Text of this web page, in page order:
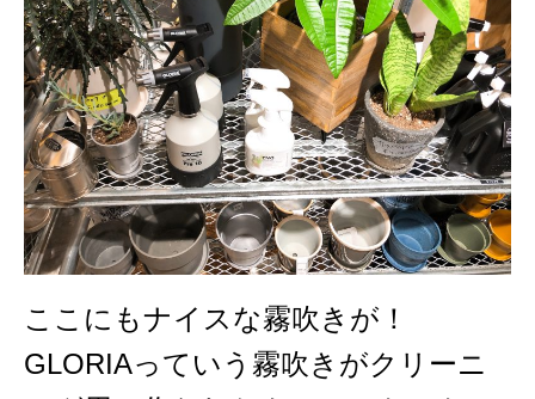
ここにもナイスな霧吹きが！
GLORIAっていう霧吹きがクリーニ